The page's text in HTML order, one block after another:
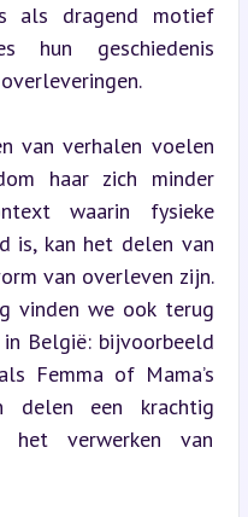
als dragend motief
hun geschiedenis
van verhalen voelen
haar zich minder
waarin fysieke
is, kan het delen van
van overleven zijn.
vinden we ook terug
in België: bijvoorbeeld
Femma of Mama’s
delen een krachtig
het verwerken van